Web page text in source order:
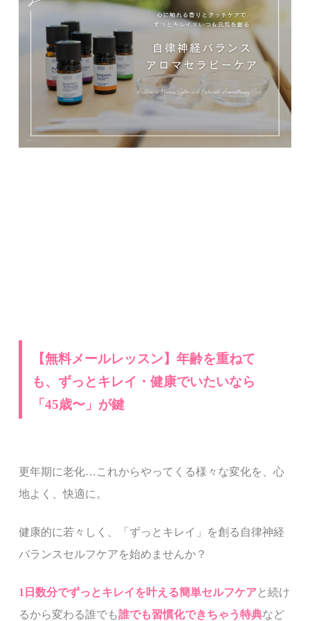
【無料メールレッスン】年齢を重ねて
も、ずっとキレイ・健康でいたいなら
「45歳〜」が鍵
更年期に老化…これからやってくる様々な変化を、心
地よく、快適に。
健康的に若々しく、 「ずっとキレイ」を創る 自律神経
バランスセルフケアを始めませんか？
1 日数分でずっとキレイを叶える簡単セルフケアと続け
るから変わる誰でも誰でも習慣化できちゃう特典など